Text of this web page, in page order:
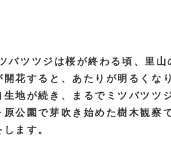
バツツジは桜が終わる頃、里
花すると、あたりが明るくな
地が続き、まるでミツバツツ
原公園で芽吹き始めた樹木観察
ます。